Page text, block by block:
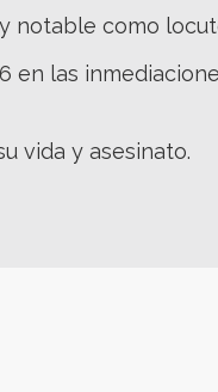
notable como
en las
vida y asesinato.